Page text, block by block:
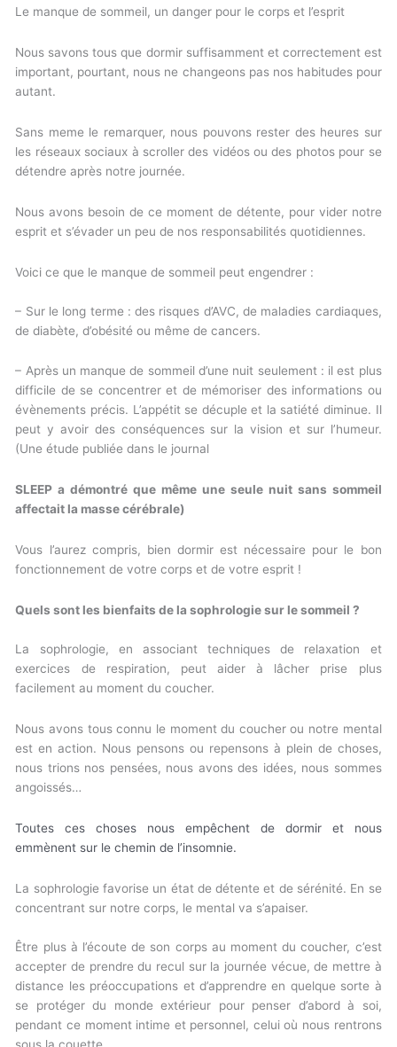
Le manque de sommeil, un danger pour le corps et l’esprit
Nous savons tous que dormir suffisamment et correctement est
important, pourtant, nous ne changeons pas nos habitudes pour
autant.
Sans meme le remarquer, nous pouvons rester des heures sur
les réseaux sociaux à scroller des vidéos ou des photos pour se
détendre après notre journée.
Nous avons besoin de ce moment de détente, pour vider notre
esprit et s’évader un peu de nos responsabilités quotidiennes.
Voici ce que le manque de sommeil peut engendrer :
– Sur le long terme : des risques d’AVC, de maladies cardiaques,
de diabète, d’obésité ou même de cancers.
– Après un manque de sommeil d’une nuit seulement : il est plus
difficile de se concentrer et de mémoriser des informations ou
évènements précis. L’appétit se décuple et la satiété diminue. Il
peut y avoir des conséquences sur la vision et sur l’humeur.
(Une étude publiée dans le journal
SLEEP a démontré que même une seule nuit sans sommeil
affectait la masse cérébrale)
Vous l’aurez compris, bien dormir est nécessaire pour le bon
fonctionnement de votre corps et de votre esprit !
Quels sont les bienfaits de la sophrologie sur le sommeil ?
La sophrologie, en associant techniques de relaxation et
exercices de respiration, peut aider à lâcher prise plus
facilement au moment du coucher.
Nous avons tous connu le moment du coucher ou notre mental
est en action. Nous pensons ou repensons à plein de choses,
nous trions nos pensées, nous avons des idées, nous sommes
angoissés…
Toutes ces choses nous empêchent de dormir et nous
emmènent sur le chemin de l’insomnie.
La sophrologie favorise un état de détente et de sérénité. En se
concentrant sur notre corps, le mental va s’apaiser.
Être plus à l’écoute de son corps au moment du coucher, c’est
accepter de prendre du recul sur la journée vécue, de mettre à
distance les préoccupations et d’apprendre en quelque sorte à
se protéger du monde extérieur pour penser d’abord à soi,
pendant ce moment intime et personnel, celui où nous rentrons